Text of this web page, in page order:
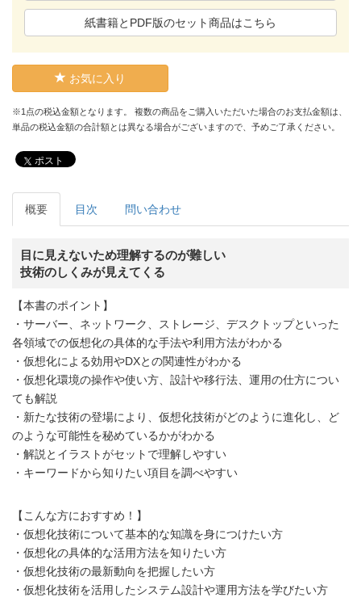
紙書籍とPDF版のセット商品はこちら
お気に入り
※1点の税込金額となります。 複数の商品をご購入いただいた場合のお支払金額は、
単品の税込金額の合計額とは異なる場合がございますので、予めご了承ください。
ポスト
概要 目次 問い合わせ
目に見えないため理解するのが難しい
技術のしくみが見えてくる
【本書のポイント】
・サーバー、ネットワーク、ストレージ、デスクトップといった
各領域での仮想化の具体的な手法や利用方法がわかる
・仮想化による効用やDXとの関連性がわかる
・仮想化環境の操作や使い方、設計や移行法、運用の仕方につい
ても解説
・新たな技術の登場により、仮想化技術がどのように進化し、ど
のような可能性を秘めているかがわかる
・解説とイラストがセットで理解しやすい
・キーワードから知りたい項目を調べやすい
【こんな方におすすめ！】
・仮想化技術について基本的な知識を身につけたい方
・仮想化の具体的な活用方法を知りたい方
・仮想化技術の最新動向を把握したい方
・仮想化技術を活用したシステム設計や運用方法を学びたい方